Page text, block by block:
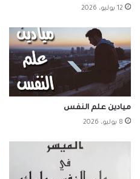
12 يوليو، 2026
ميادين علم النفس
8 يوليو، 2026